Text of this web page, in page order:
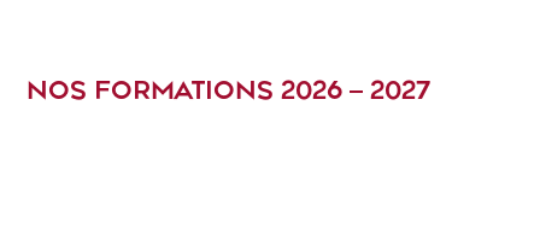
NOS FORMATIONS 2026 – 2027